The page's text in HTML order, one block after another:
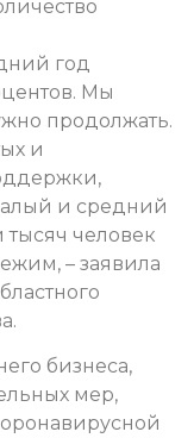
год
Мы
продолжать.
и
и средний
тысяч человек
– заявила
бизнеса,
мер,